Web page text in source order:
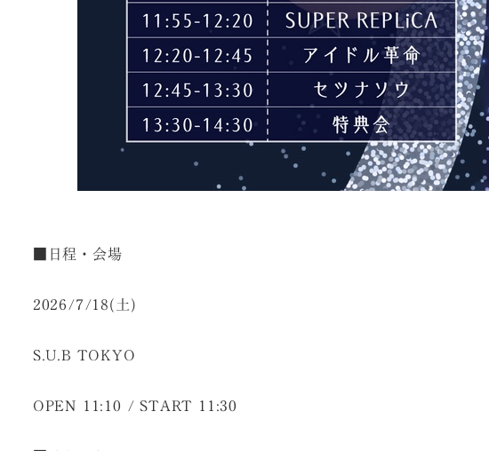
■日程・会場
2026/7/18(土)
S.U.B TOKYO
OPEN 11:10 / START 11:30